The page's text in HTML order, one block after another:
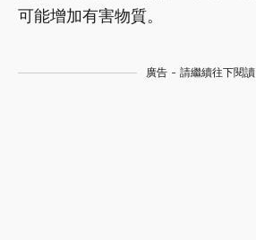
可能增加有害物質。
廣告 - 請繼續往下閱讀